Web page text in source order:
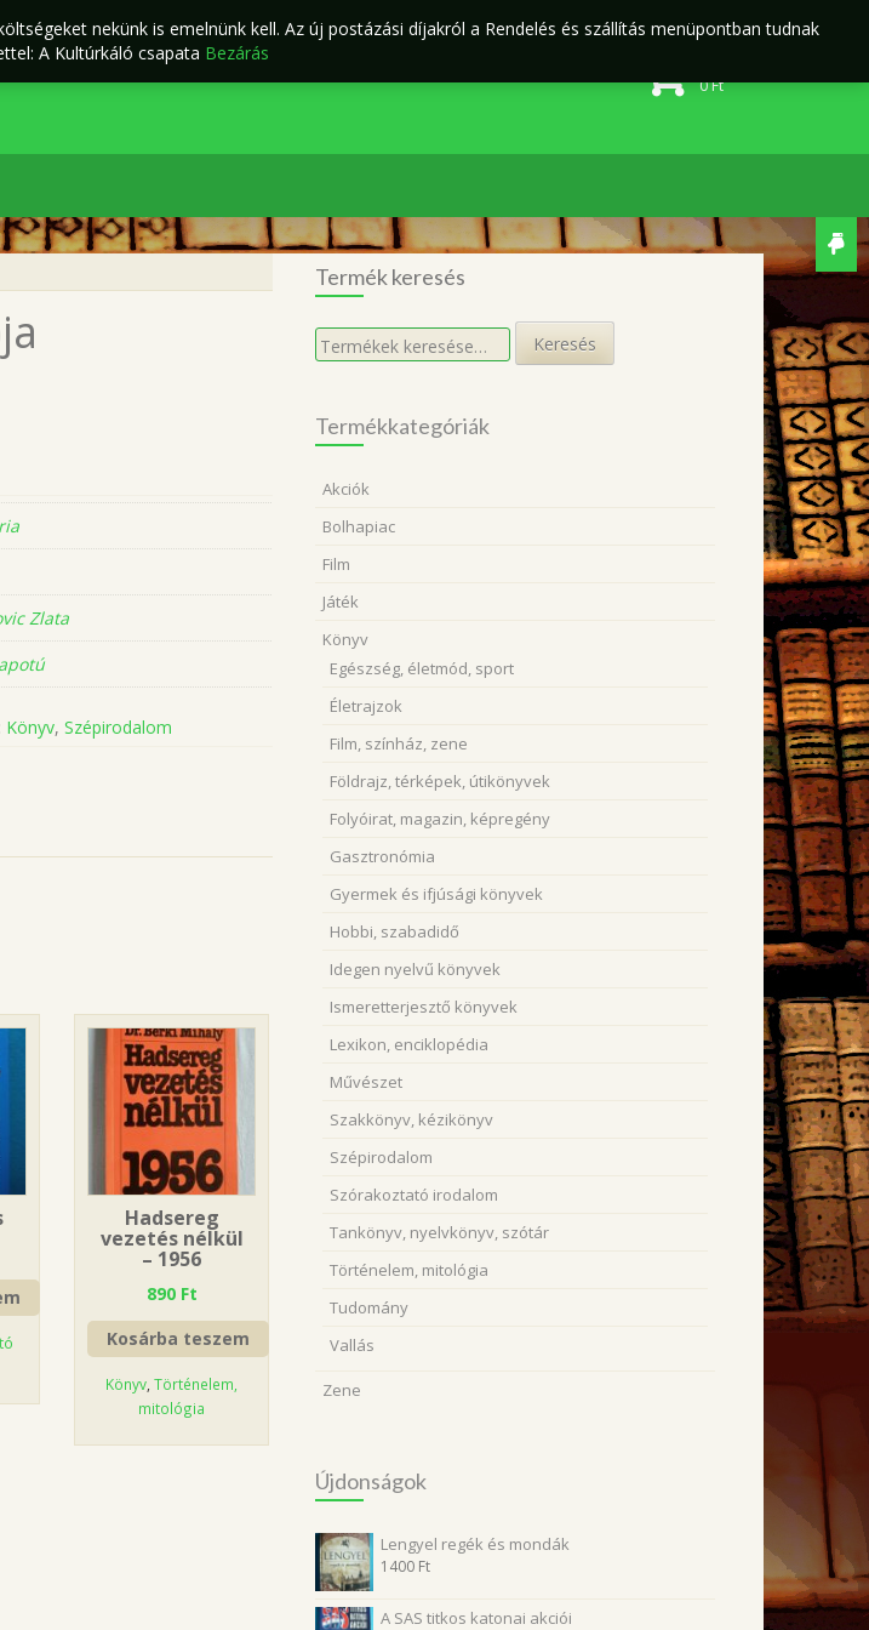
ÁSZF Kapcsolat Rendelés és szállítás Adatvédelmi irányelvek
0Ft
Zlata
Könyv,Szépirodalom
Hadsereg
vezetés nélkül
– 1956
890 Ft
Kosárba teszem
Könyv ,Történelem,
mitológia
Termék keresés
Keresés
a
Keresés
Termékkategóriák
Akciók
Bolhapiac
Film
Játék
Könyv
Egészség, életmód, sport
Életrajzok
Film, színház, zene
Földrajz, térképek, útikönyvek
Folyóirat, magazin, képregény
Gasztronómia
Gyermek és ifjúsági könyvek
Hobbi, szabadidő
Idegen nyelvű könyvek
Ismeretterjesztő könyvek
Lexikon, enciklopédia
Művészet
Szakkönyv, kézikönyv
Szépirodalom
Szórakoztató irodalom
Tankönyv, nyelvkönyv, szótár
Történelem, mitológia
Tudomány
Vallás
Zene
Újdonságok
Lengyel regék és mondák
1400 Ft
A SAS titkos katonai akciói
nekünk is emelnünk kell. Az új postázási díjakról a Rendelés és szállítás menüpontban tudnak
A Kultúrkáló csapata Bezárás